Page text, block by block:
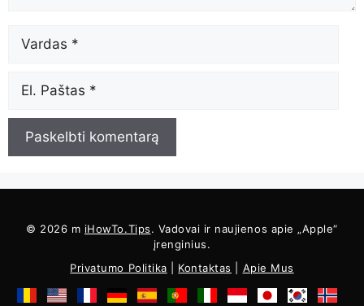
paštas
© 2026 m iHowTo.Tips. Vadovai ir naujienos apie „Apple“
įrenginius.
Privatumo Politika
Kontaktas Apie Mus